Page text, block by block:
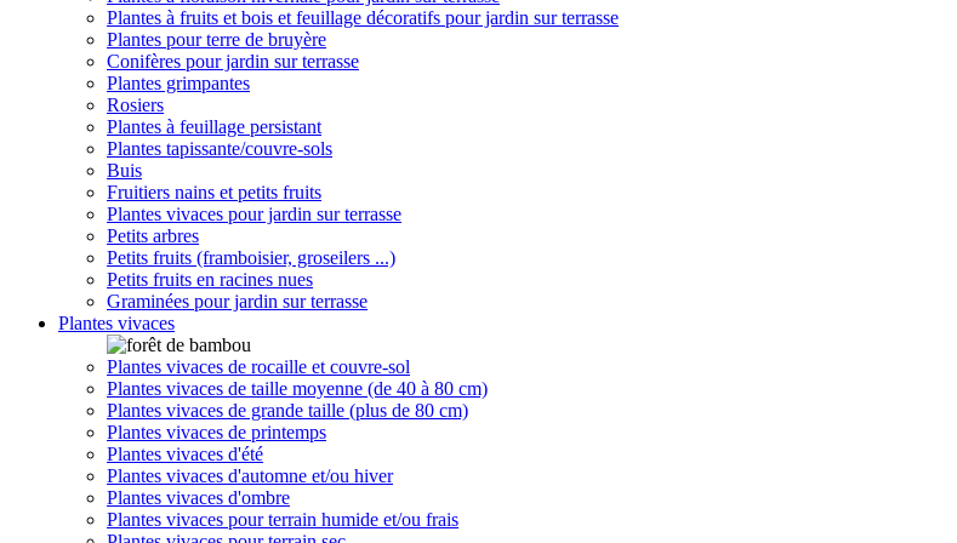
Plantes à fruits et bois et feuillage décoratifs pour jardin sur terrasse
Plantes pour terre de bruyère
Conifères pour jardin sur terrasse
Plantes grimpantes
Rosiers
Plantes à feuillage persistant
Plantes tapissante/couvre-sols
Buis
Fruitiers nains et petits fruits
Plantes vivaces pour jardin sur terrasse
Petits arbres
Petits fruits (framboisier, groseilers ...)
Petits fruits en racines nues
Graminées pour jardin sur terrasse
Plantes vivaces
Plantes vivaces de rocaille et couvre-sol
Plantes vivaces de taille moyenne (de 40 à 80 cm)
Plantes vivaces de grande taille (plus de 80 cm)
Plantes vivaces de printemps
Plantes vivaces d'été
Plantes vivaces d'automne et/ou hiver
Plantes vivaces d'ombre
Plantes vivaces pour terrain humide et/ou frais